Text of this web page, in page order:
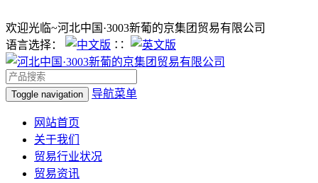
欢迎光临~河北中国·3003新葡的京集团贸易有限公司
语言选择：
∷
Toggle navigation 导航菜单
网站首页
关于我们
贸易行业状况
贸易资讯